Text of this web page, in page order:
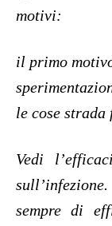
motivi:
il primo
le cose strada
Vedi
sempre di